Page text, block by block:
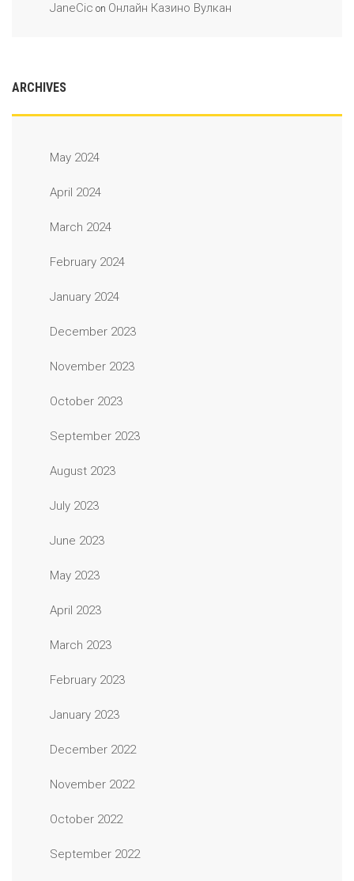
JaneCic on Онлайн Казино Вулкан
ARCHIVES
May 2024
April 2024
March 2024
February 2024
January 2024
December 2023
November 2023
October 2023
September 2023
August 2023
July 2023
June 2023
May 2023
April 2023
March 2023
February 2023
January 2023
December 2022
November 2022
October 2022
September 2022